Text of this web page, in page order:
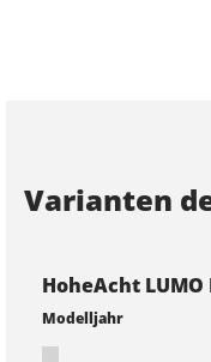
Varianten
HoheAcht
Modelljahr